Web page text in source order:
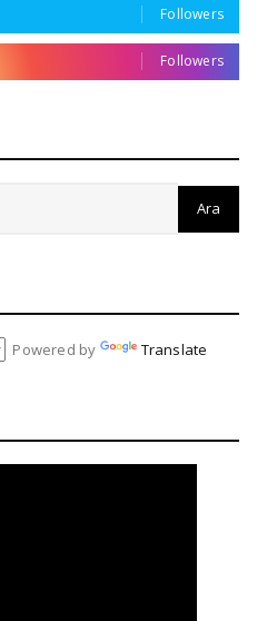
Followers
Followers
Powered by Translate